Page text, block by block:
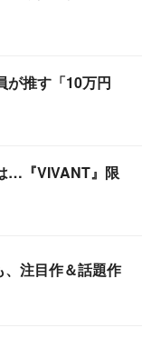
が推す「10万円
…『VIVANT』限
注目作＆話題作